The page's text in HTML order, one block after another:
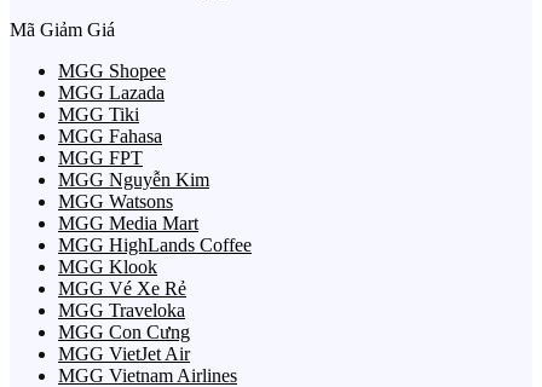
Mã Giảm Giá
MGG Shopee
MGG Lazada
MGG Tiki
MGG Fahasa
MGG FPT
MGG Nguyễn Kim
MGG Watsons
MGG Media Mart
MGG HighLands Coffee
MGG Klook
MGG Vé Xe Rẻ
MGG Traveloka
MGG Con Cưng
MGG VietJet Air
MGG Vietnam Airlines